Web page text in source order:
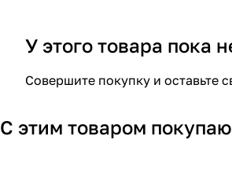
У этого товара пока
Совершите покупку и оставьте
С этим товаром